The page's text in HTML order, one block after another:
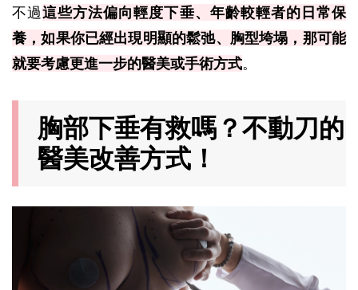
不過這些方法偏向輕度下垂、年齡較輕者的日常保
養，如果你已經出現明顯的鬆弛、胸型垮塌，那可能
就要考慮更進一步的醫美或手術方式。
胸部下垂有救嗎？不動刀的
醫美改善方式！